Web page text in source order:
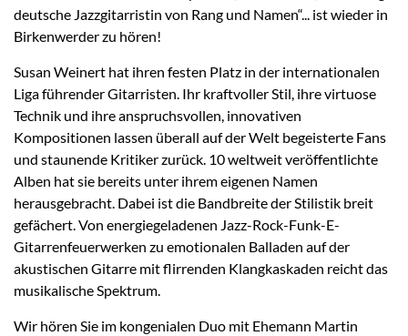
deutsche Jazzgitarristin von Rang und Namen“... ist wieder in
Birkenwerder zu hören!
Susan Weinert hat ihren festen Platz in der internationalen
Liga führender Gitarristen. Ihr kraftvoller Stil, ihre virtuose
Technik und ihre anspruchsvollen, innovativen
Kompositionen lassen überall auf der Welt begeisterte Fans
und staunende Kritiker zurück. 10 weltweit veröffentlichte
Alben hat sie bereits unter ihrem eigenen Namen
herausgebracht. Dabei ist die Bandbreite der Stilistik breit
gefächert. Von energiegeladenen Jazz-Rock-Funk-E-
Gitarrenfeuerwerken zu emotionalen Balladen auf der
akustischen Gitarre mit flirrenden Klangkaskaden reicht das
musikalische Spektrum.
Wir hören Sie im kongenialen Duo mit Ehemann Martin